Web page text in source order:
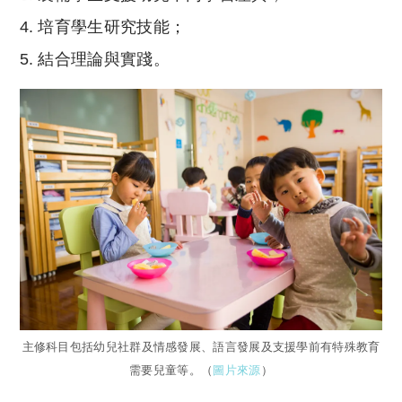
培育學生研究技能；
結合理論與實踐。
主修科目包括幼兒社群及情感發展、語言發展及支援學前有特殊教育
需要兒童等。（ 圖片來源 ）